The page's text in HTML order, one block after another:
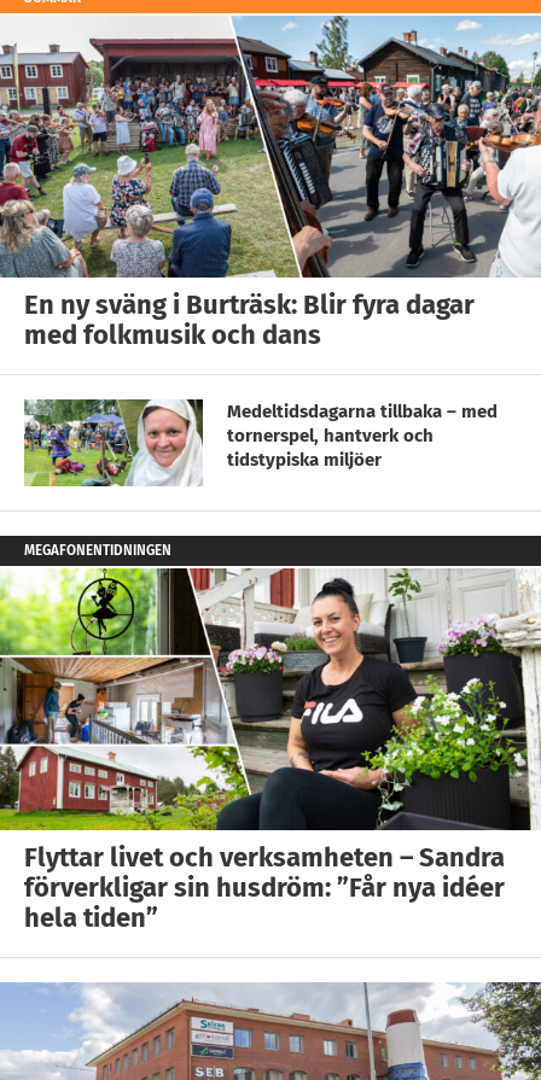
En ny sväng i Burträsk: Blir fyra dagar
med folkmusik och dans
Medeltidsdagarna tillbaka – med
tornerspel, hantverk och
tidstypiska miljöer
MEGAFONENTIDNINGEN
Flyttar livet och verksamheten – Sandra
förverkligar sin husdröm: ”Får nya idéer
hela tiden”